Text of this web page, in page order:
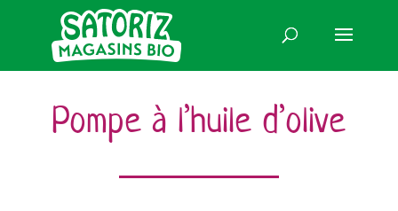
Pompe à l’huile d’olive